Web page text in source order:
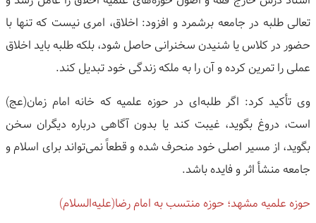
تعالی طلبه در جامعه برشمرد و افزود: اخلاق، امری نیست که تنها با
حضور در کلاس یا شنیدن سخنرانی حاصل شود، بلکه طلبه باید اخلاق
عملی را تمرین کرده و آن را به ملکه زندگی خود تبدیل کند.
وی تأکید کرد: اگر طلبه‌ای در حوزه علمیه که خانه امام زمان(عج)
است، دروغ بگوید، غیبت کند یا بدون آگاهی درباره دیگران سخن
بگوید، از مسیر اصلی خود منحرف شده و قطعاً نمی‌تواند برای اسلام و
جامعه منشأ اثر و فایده باشد.
حوزه علمیه مشهد؛ حوزه منتسب به امام رضا(علیه‌السلام)